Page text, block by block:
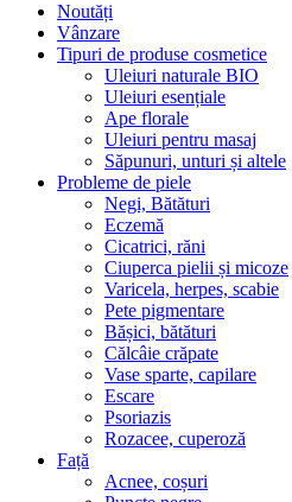
Noutăți
Vânzare
Tipuri de produse cosmetice
Uleiuri naturale BIO
Uleiuri esențiale
Ape florale
Uleiuri pentru masaj
Săpunuri, unturi și altele
Probleme de piele
Negi, Bătături
Eczemă
Cicatrici, răni
Ciuperca pielii și micoze
Varicela, herpes, scabie
Pete pigmentare
Bășici, bătături
Călcâie crăpate
Vase sparte, capilare
Escare
Psoriazis
Rozacee, cuperoză
Față
Acnee, coșuri